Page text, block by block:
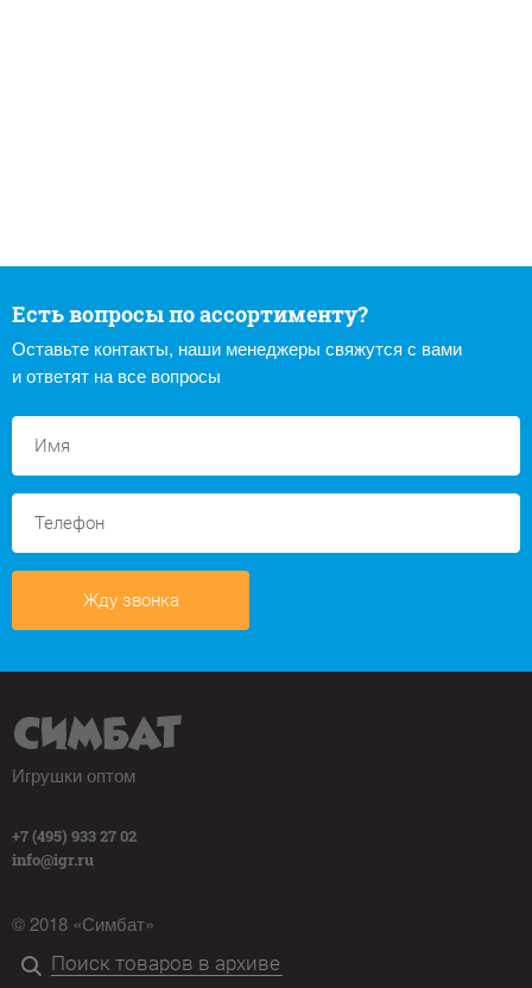
Есть вопросы по ассортименту?
Оставьте контакты, наши менеджеры свяжутся с вами
и ответят на все вопросы
Жду звонка
Игрушки оптом
+7 (495) 933 27 02
info@igr.ru
© 2018 «Симбат»